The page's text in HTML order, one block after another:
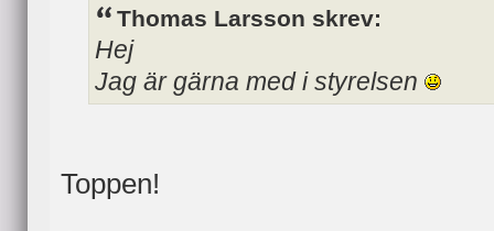
Thomas Larsson skrev:
Hej
Jag är gärna med i styrelsen
Toppen!